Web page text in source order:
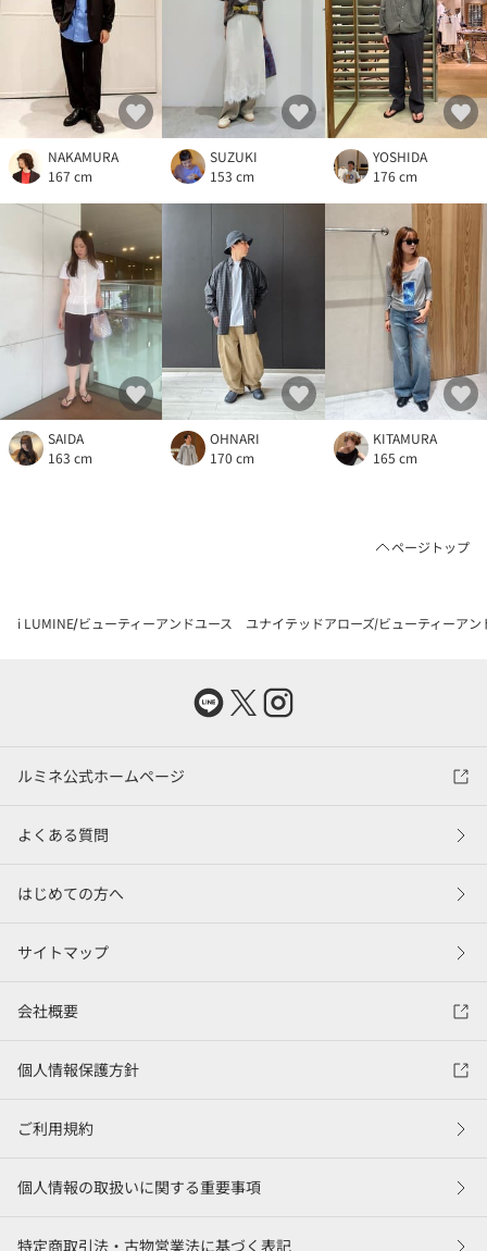
NAKAMURA
167 cm
SUZUKI
153 cm
YOSHIDA
176 cm
SAIDA
163 cm
OHNARI
170 cm
KITAMURA
165 cm
ページトップ
i LUMINE ビューティーアンドユース ユナイテッドアローズ ビューティーア
ルミネ公式ホームページ
よくある質問
はじめての方へ
サイトマップ
会社概要
個人情報保護方針
ご利用規約
個人情報の取扱いに関する重要事項
特定商取引法・古物営業法に基づく表記